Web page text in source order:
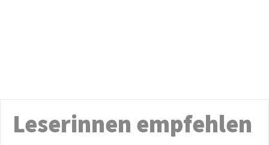
Leserinnen empfehlen